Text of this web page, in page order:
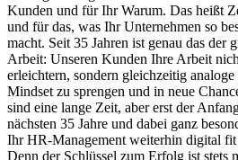
Kunden und für Ihr Warum. Das heißt
und für das, was Ihr Unternehmen so
macht. Seit 35 Jahren ist genau das der
Arbeit: Unseren Kunden Ihre Arbeit
erleichtern, sondern gleichzeitig
Mindset zu sprengen und in neue
sind eine lange Zeit, aber erst der
nächsten 35 Jahre und dabei ganz
Ihr HR-Management weiterhin digital
Denn der Schlüssel zum Erfolg ist stets